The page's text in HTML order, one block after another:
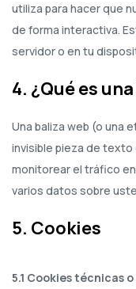
utiliza para hacer que
de forma interactiva.
servidor o en tu
4. ¿Qué es
Una baliza web (o una
invisible pieza de texto
monitorear el tráfico en
varios datos sobre
5. Cookies
5.1 Cookies técnicas